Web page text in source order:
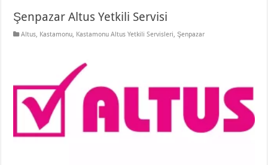
Şenpazar Altus Yetkili Servisi
Altus Kastamonu Kastamonu Altus Yetkili Servisleri ,Şenpazar